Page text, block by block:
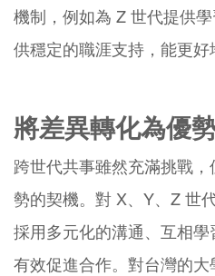
機制，例如為 Z 世代提供
供穩定的職涯支持，能更好
將差異轉化為優
跨世代共事雖然充滿挑戰
勢的契機。對 X、Y、Z 世
採用多元化的溝通、互相
有效促進合作。對台灣的